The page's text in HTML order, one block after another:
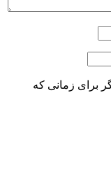
برای زمانی که